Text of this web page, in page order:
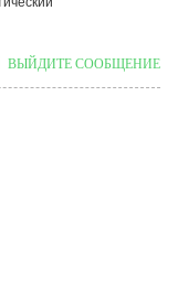
ВЫЙДИТЕ СООБЩЕНИЕ